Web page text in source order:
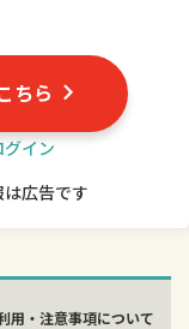
ちら
イン
広告です
用・注意事項について